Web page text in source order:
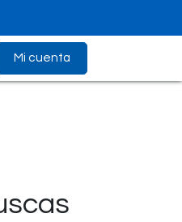
Mi cuenta